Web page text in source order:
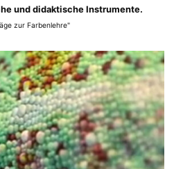
und didaktische Instrumente.
zur Farbenlehre"